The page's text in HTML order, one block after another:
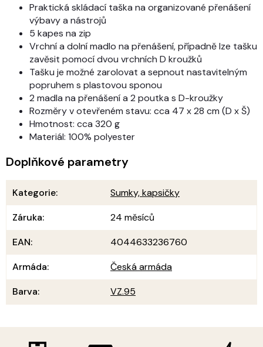
Praktická skládací taška na organizované přenášení
výbavy a nástrojů
5 kapes na zip
Vrchní a dolní madlo na přenášení, případně lze tašku
zavěsit pomocí dvou vrchních D kroužků
Tašku je možné zarolovat a sepnout nastavitelným
popruhem s plastovou sponou
2 madla na přenášení a 2 poutka s D-kroužky
Rozměry v otevřeném stavu: cca 47 x 28 cm (D x Š)
Hmotnost: cca 320 g
Materiál: 100% polyester
Doplňkové parametry
Kategorie:
Sumky, kapsičky
Záruka:
24 měsíců
EAN:
4044633236760
Armáda:
Česká armáda
Barva: VZ.95